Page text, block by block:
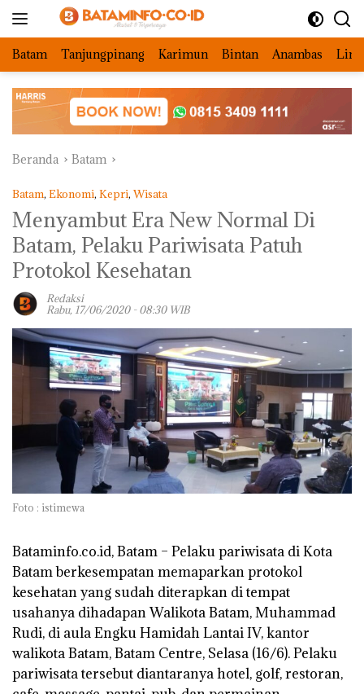
Batam Tanjungpinang Karimun Bintan Anambas
Beranda Batam
Batam, Ekonomi, Kepri,Wisata
Menyambut Era New Normal Di
Batam, Pelaku Pariwisata Patuh
Protokol Kesehatan
Redaksi
Rabu, 17/06/2020 - 08:30 WIB
Foto : istimewa
Bataminfo.co.id, Batam – Pelaku pariwisata di Kota
Batam berkesempatan memaparkan protokol
kesehatan yang sudah diterapkan di tempat
usahanya dihadapan Walikota Batam, Muhammad
Rudi, di aula Engku Hamidah Lantai IV, kantor
walikota Batam, Batam Centre, Selasa (16/6). Pelaku
pariwisata tersebut diantaranya hotel, golf, restoran,